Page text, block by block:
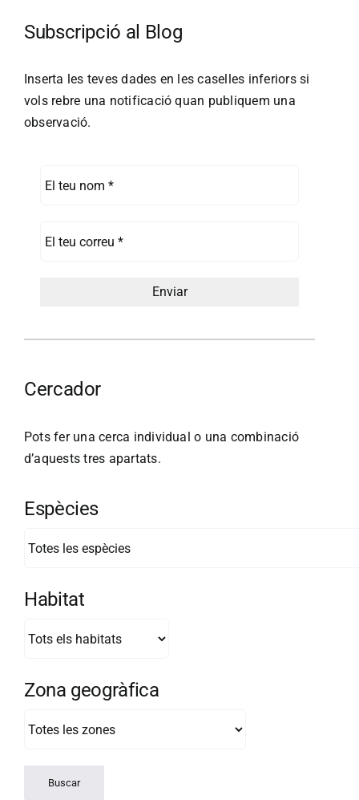
Subscripció al Blog
Inserta les teves dades en les caselles inferiors si
vols rebre una notificació quan publiquem una
observació.
Cercador
Pots fer una cerca individual o una combinació
d’aquests tres apartats.
Espècies
Habitat
Zona geogràfica